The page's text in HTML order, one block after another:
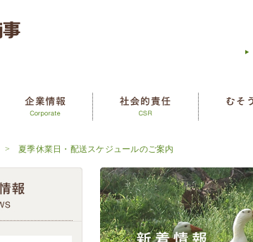
> 夏季休業日・配送スケジュールのご案内